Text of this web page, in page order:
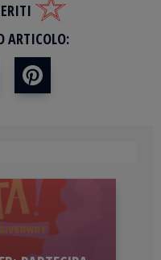
ARTICOLO: